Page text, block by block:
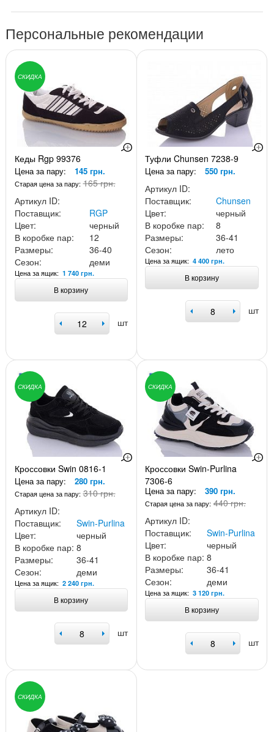
Персональные рекомендации
СКИДКА
Кеды Rgp 99376
Цена за пару: 145 грн.
Старая цена за пару: 165 грн.
Артикул ID:
Поставщик:
RGP
Цвет:
черный
В коробке пар:
12
Размеры:
36-40
Сезон:
деми
Цена за ящик: 1 740 грн.
В корзину
шт
Туфли Chunsen 7238-9
Цена за пару: 550 грн.
Артикул ID:
Поставщик:
Chunsen
Цвет:
черный
В коробке пар:
8
Размеры:
36-41
Сезон:
лето
Цена за ящик: 4 400 грн.
В корзину
шт
СКИДКА
Кроссовки Swin 0816-1
Цена за пару: 280 грн.
Старая цена за пару: 310 грн.
Артикул ID:
Поставщик:
Swin-Purlina
Цвет:
черный
В коробке пар: 8
Размеры:
36-41
Сезон:
деми
Цена за ящик: 2 240 грн.
В корзину
шт
СКИДКА
Кроссовки Swin-Purlina
7306-6
Цена за пару: 390 грн.
Старая цена за пару: 440 грн.
Артикул ID:
Поставщик:
Swin-Purlina
Цвет:
черный
В коробке пар: 8
Размеры:
36-41
Сезон:
деми
Цена за ящик: 3 120 грн.
В корзину
шт
СКИДКА